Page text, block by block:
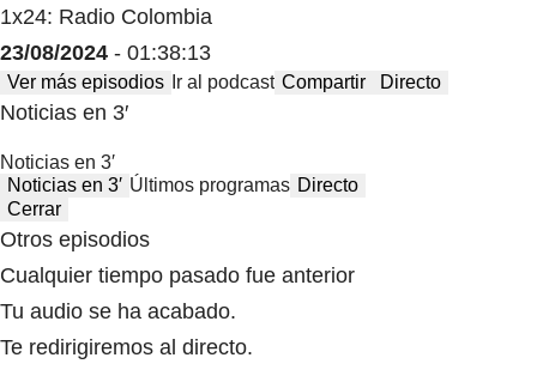
1x24: Radio Colombia
23/08/2024 - 01:38:13
Ver más episodios Ir al podcast Compartir Directo
Noticias en 3′
Noticias en 3′
Noticias en 3′ Últimos programas Directo
Cerrar
Otros episodios
Cualquier tiempo pasado fue anterior
Tu audio se ha acabado.
Te redirigiremos al directo.